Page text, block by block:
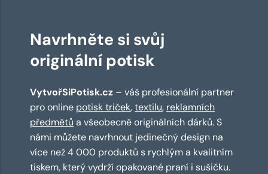
Navrhněte si svůj
originální potisk
VytvořSiPotisk.cz – váš profesionální partner
pro online potisk triček,textilu, reklamních
předmětů a všeobecně originálních dárků. S
námi můžete navrhnout jedinečný design na
více než 4 000 produktů s rychlým a kvalitním
tiskem, který vydrží opakované praní i sušičku.